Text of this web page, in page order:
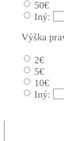
50€
Iný:
Výška
2€
5€
10€
Iný: